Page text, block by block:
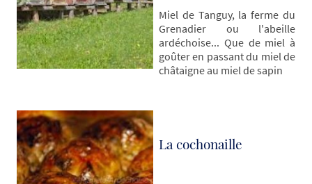
Miel de Tanguy, la ferme du
Grenadier ou l'abeille
ardéchoise... Que de miel à
goûter en passant du miel de
châtaigne au miel de sapin
La cochonaille